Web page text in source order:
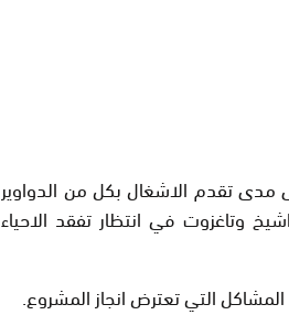
تقدم الاشغال بكل من الدواوير
وتاغزوت في انتظار تفقد الاحياء
التي تعترض انجاز المشروع.